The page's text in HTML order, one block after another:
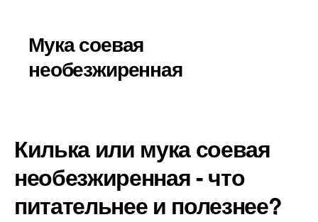
Мука соевая
необезжиренная
Килька или мука соевая
необезжиренная - что
питательнее и полезнее?